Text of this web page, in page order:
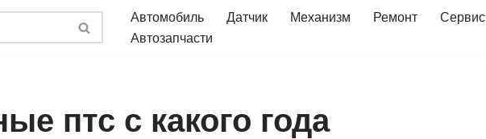
Автомобиль Датчик Механизм Ремонт Сервис
Автозапчасти
птс с какого года